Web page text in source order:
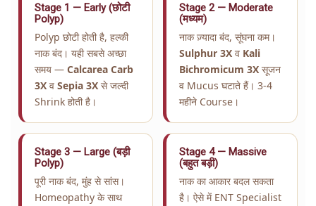
Stage 1 — Early (छोटी
Polyp)
Polyp छोटी होती है, हल्की
नाक बंद। यही सबसे अच्छा
समय — Calcarea Carb
3X व Sepia 3X से जल्दी
Shrink होती है।
Stage 2 — Moderate
(मध्यम)
नाक ज़्यादा बंद, सूंघना कम।
Sulphur 3X व Kali
Bichromicum 3X सूजन
व Mucus घटाते हैं। 3-4
महीने Course।
Stage 3 — Large (बड़ी
Polyp)
पूरी नाक बंद, मुंह से सांस।
Homeopathy के साथ
Stage 4 — Massive
(बहुत बड़ी)
नाक का आकार बदल सकता
है। ऐसे में ENT Specialist